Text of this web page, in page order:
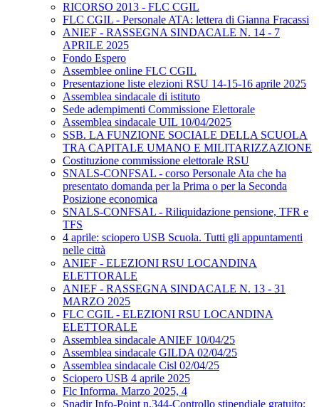
RICORSO 2013 - FLC CGIL
FLC CGIL - Personale ATA: lettera di Gianna Fracassi
ANIEF - RASSEGNA SINDACALE N. 14 - 7
APRILE 2025
Fondo Espero
Assemblee online FLC CGIL
Presentazione liste elezioni RSU 14-15-16 aprile 2025
Assemblea sindacale di istituto
Sede adempimenti Commissione Elettorale
Assemblea sindacale UIL 10/04/2025
SSB. LA FUNZIONE SOCIALE DELLA SCUOLA
TRA CAPITALE UMANO E MILITARIZZAZIONE
Costituzione commissione elettorale RSU
SNALS-CONFSAL - corso Personale Ata che ha
presentato domanda per la Prima o per la Seconda
Posizione economica
SNALS-CONFSAL - Riliquidazione pensione, TFR e
TFS
4 aprile: sciopero USB Scuola. Tutti gli appuntamenti
nelle città
ANIEF - ELEZIONI RSU LOCANDINA
ELETTORALE
ANIEF - RASSEGNA SINDACALE N. 13 - 31
MARZO 2025
FLC CGIL - ELEZIONI RSU LOCANDINA
ELETTORALE
Assemblea sindacale ANIEF 10/04/25
Assemblea sindacale GILDA 02/04/25
Assemblea sindacale Cisl 02/04/25
Sciopero USB 4 aprile 2025
Flc Informa. Marzo 2025, 4
Snadir Info-Point n.344-Controllo stipendiale gratuito: